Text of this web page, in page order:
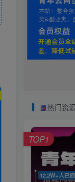
热门资
12.2W+人已
TOP1